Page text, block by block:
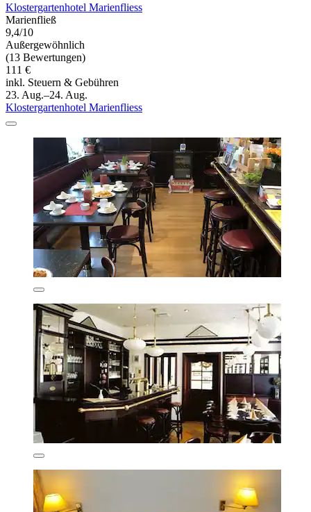
Klostergartenhotel Marienfliess
Marienfließ
9,4/10
Außergewöhnlich
(13 Bewertungen)
111 €
inkl. Steuern & Gebühren
23. Aug.–24. Aug.
Klostergartenhotel Marienfliess